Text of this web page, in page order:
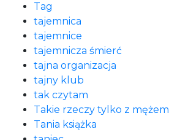
Tag
tajemnica
tajemnice
tajemnicza śmierć
tajna organizacja
tajny klub
tak czytam
Takie rzeczy tylko z mężem
Tania książka